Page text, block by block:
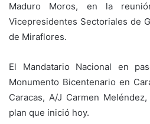
Maduro Moros, en la
Vicepresidentes Sectoriales de
de Miraflores.
El Mandatario Nacional en
Monumento Bicentenario en
Caracas, A/J Carmen
plan que inició hoy.